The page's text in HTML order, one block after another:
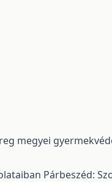
megyei
Párbeszéd: